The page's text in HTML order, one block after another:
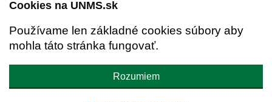
Cookies na UNMS.sk
Používame len základné cookies súbory aby
mohla táto stránka fungovať.
Rozumiem